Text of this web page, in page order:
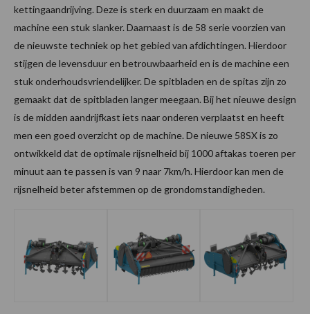
kettingaandrijving. Deze is sterk en duurzaam en maakt de
machine een stuk slanker. Daarnaast is de 58 serie voorzien van
de nieuwste techniek op het gebied van afdichtingen. Hierdoor
stijgen de levensduur en betrouwbaarheid en is de machine een
stuk onderhoudsvriendelijker. De spitbladen en de spitas zijn zo
gemaakt dat de spitbladen langer meegaan. Bij het nieuwe design
is de midden aandrijfkast iets naar onderen verplaatst en heeft
men een goed overzicht op de machine. De nieuwe 58SX is zo
ontwikkeld dat de optimale rijsnelheid bij 1000 aftakas toeren per
minuut aan te passen is van 9 naar 7km/h. Hierdoor kan men de
rijsnelheid beter afstemmen op de grondomstandigheden.